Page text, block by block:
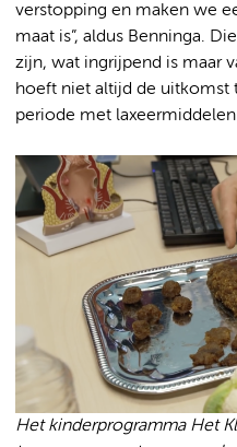
verstopping en maken we
maat is”, aldus Benninga.
zijn, wat ingrijpend is maar
hoeft niet altijd de uitkomst
periode met
Het kinderprogramma Het